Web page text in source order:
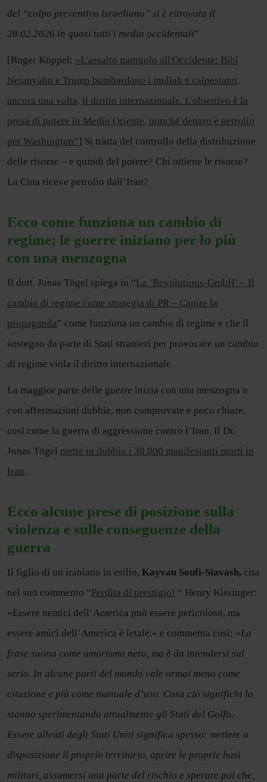
del “colpo preventivo israeliano” si è ritrovata il
28.02.2026 in quasi tutti i media occidentali”
[Roger Köppel: «L'assalto mongolo all'Occidente: Bibi
Netanyahu e Trump bombardano i mullah e calpestano,
ancora una volta, il diritto internazionale. L'obiettivo è la
presa di potere in Medio Oriente, nonché denaro e petrolio
per Washington“] Si tratta del controllo della distribuzione
delle risorse – e quindi del potere? Chi ottiene le risorse?
La Cina riceve petrolio dall’Iran?
Ecco come funziona un cambio di
regime; le guerre iniziano per lo più
con una menzogna
Il dott. Jonas Tögel spiega in “La ‘Revolutions-GmbH’ – Il
cambio di regime come strategia di PR – Capire la
propaganda” come funziona un cambio di regime e che il
sostegno da parte di Stati stranieri per provocare un cambio
di regime viola il diritto internazionale.
La maggior parte delle guerre inizia con una menzogna o
con affermazioni dubbie, non comprovate e poco chiare,
così come la guerra di aggressione contro l’Iran. Il Dr.
Jonas Tögel mette in dubbio i 30.000 manifestanti morti in
Iran.
Ecco alcune prese di posizione sulla
violenza e sulle conseguenze della
guerra
Il figlio di un iraniano in esilio, Kayvan Soufi-Siavash, cita
nel suo commento “Perdita di prestigio! “ Henry Kissinger:
«Essere nemici dell’America può essere pericoloso, ma
essere amici dell’America è letale.» e commenta così: «La
frase suona come umorismo nero, ma è da intendersi sul
serio. In alcune parti del mondo vale ormai meno come
citazione e più come manuale d’uso. Cosa ciò significhi lo
stanno sperimentando attualmente gli Stati del Golfo.
Essere alleati degli Stati Uniti significa spesso: mettere a
disposizione il proprio territorio, aprire le proprie basi
militari, assumersi una parte del rischio e sperare poi che,